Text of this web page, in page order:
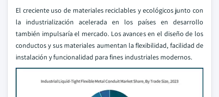
El creciente uso de materiales reciclables y ecológicos junto con
la industrialización acelerada en los países en desarrollo
también impulsaría el mercado. Los avances en el diseño de los
conductos y sus materiales aumentan la flexibilidad, facilidad de
instalación y funcionalidad para fines industriales modernos.